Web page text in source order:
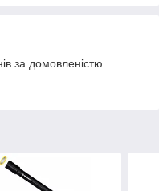
за домовленістю